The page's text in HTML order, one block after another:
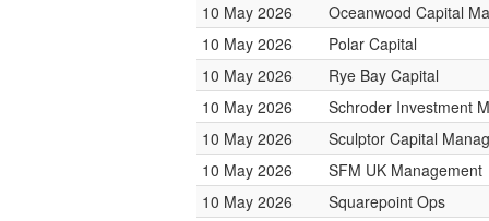
10 May 2026
Oceanwood Capital
10 May 2026
Polar Capital
10 May 2026
Rye Bay Capital
10 May 2026
Schroder Investment
10 May 2026
Sculptor Capital
10 May 2026
SFM UK Management
10 May 2026
Squarepoint Ops